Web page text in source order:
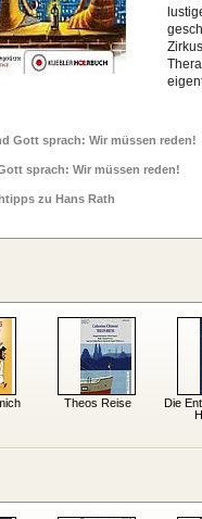
Gott sprach: Wir müssen reden!
sprach: Wir müssen reden!
zu Hans Rath
Theos Reise
Die